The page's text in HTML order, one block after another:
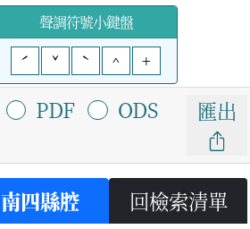
聲調符號小鍵盤
ˊ
ˇ ˋ ^ +
PDF ODS 匯出
南四縣腔 回檢索清單